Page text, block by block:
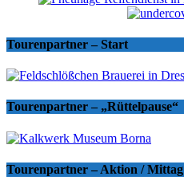
Tourenpartner – Start
Tourenpartner – „Rüttelpause“
Tourenpartner – Aktion / Mittag